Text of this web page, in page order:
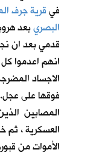
فيقرية جرف
البصريبعد
قدمي بعد ان
انهم اعدموا
الاجساد
فوقها على
المصابين
العسكرية ،
الأموات من